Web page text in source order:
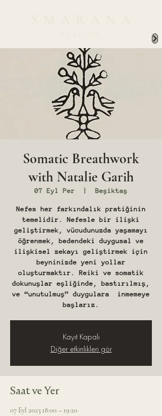
Somatic Breathwork
with Natalie Garih
07 Eyl Per Beşiktaş
Nefes her farkındalık pratiğinin
temelidir. Nefesle bir ilişki
geliştirmek, vücudunuzda yaşamayı
öğrenmek, bedendeki duygusal ve
ilişkisel zekayı geliştirmek için
beyninizde yeni yollar
oluşturmaktır. Reiki ve somatik
dokunuşlar eşliğinde, bastırılmış,
ve “unutulmuş” duygulara inmemeye
başlarız.
Kayıt Kapalı
Diğer etkinlikleri gör
Saat ve Yer
07 Eyl 2023 18:00 – 19:20